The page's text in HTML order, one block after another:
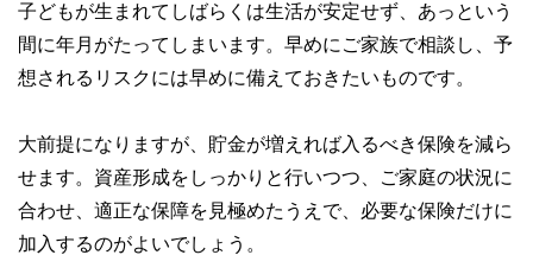
子どもが生まれてしばらくは生活が安定せず、あっという
間に年月がたってしまいます。早めにご家族で相談し、予
想されるリスクには早めに備えておきたいものです。
大前提になりますが、貯金が増えれば入るべき保険を減ら
せます。資産形成をしっかりと行いつつ、ご家庭の状況に
合わせ、適正な保障を見極めたうえで、必要な保険だけに
加入するのがよいでしょう。